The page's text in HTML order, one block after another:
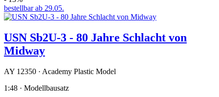
bestellbar ab 29.05.
USN Sb2U-3 - 80 Jahre Schlacht von
Midway
AY 12350 · Academy Plastic Model
1:48 · Modellbausatz